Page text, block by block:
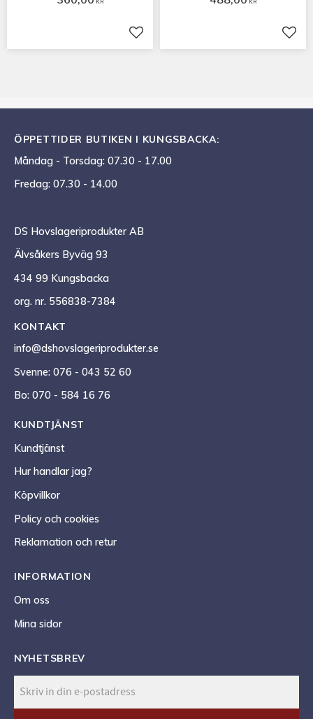
KR
Lägg till i favoriter
KR
ÖPPETTIDER BUTIKEN I KUNGSBACKA:
Måndag - Torsdag: 07.30 - 17.00
Fredag: 07.30 - 14.00
DS Hovslageriprodukter AB
Älvsåkers Byväg 93
434 99 Kungsbacka
org. nr. 556838-7384
KONTAKT
info@dshovslageriprodukter.se
Svenne: 076 - 043 52 60
Bo: 070 - 584 16 76
KUNDTJÄNST
Kundtjänst
Hur handlar jag?
Köpvillkor
Policy och cookies
Reklamation och retur
INFORMATION
Om oss
Mina sidor
NYHETSBREV